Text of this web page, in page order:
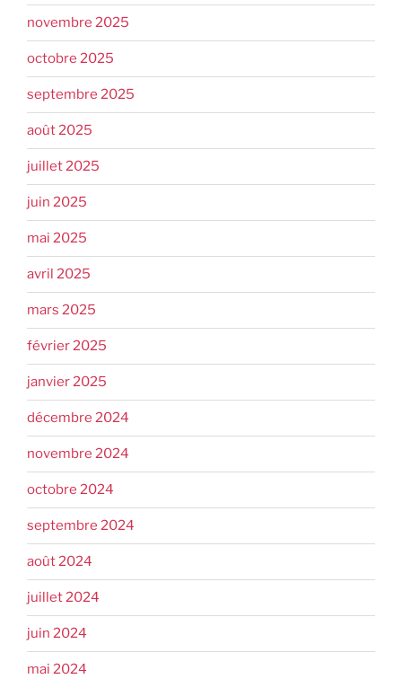
novembre 2025
octobre 2025
septembre 2025
août 2025
juillet 2025
juin 2025
mai 2025
avril 2025
mars 2025
février 2025
janvier 2025
décembre 2024
novembre 2024
octobre 2024
septembre 2024
août 2024
juillet 2024
juin 2024
mai 2024